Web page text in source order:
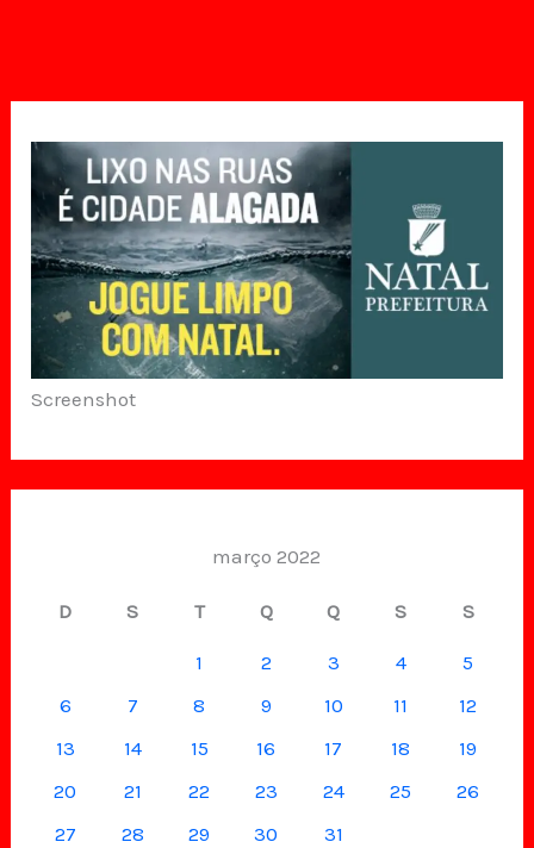
Screenshot
março 2022
D S T Q Q S S
1 2 3 4
5
6
7 8 9 10 11
12
13
14 15 16 17 18
19
20
21 22 23 24 25
26
27
28 29 30 31